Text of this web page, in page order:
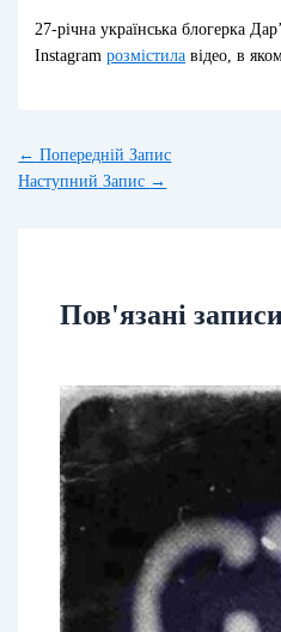
27-річна українська блогерка
Instagramрозмістила відео, в
← Попередній Запис
Наступний Запис →
Пов'язані